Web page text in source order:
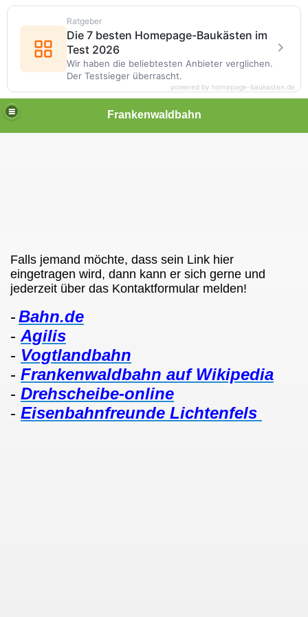
Frankenwaldbahn
Falls jemand möchte, dass sein Link hier
eingetragen wird, dann kann er sich gerne und
jederzeit über das Kontaktformular melden!
-Bahn.de
- Agilis
- Vogtlandbahn
- Frankenwaldbahn auf Wikipedia
- Drehscheibe-online
- Eisenbahnfreunde Lichtenfels
Ratgeber
Die 7 besten Homepage-Baukästen im
Test 2026
Wir haben die beliebtesten Anbieter verglichen.
Der Testsieger überrascht.
powered by homepage-baukasten.de